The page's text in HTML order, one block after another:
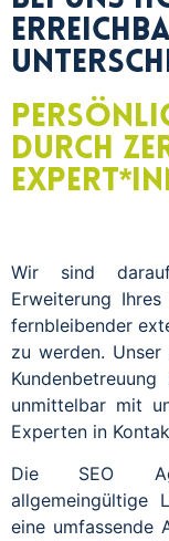
durch
Wir sind
Erweiterung
fernbleibender
zu werden.
unmittelbar mit
Experten in
Die SEO
allgemeingültige
eine umfassende